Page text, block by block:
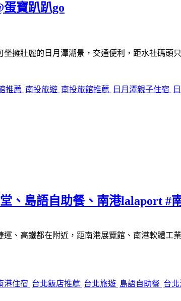
寶趴趴go
坐擁壯麗的日月潭湖景，交通便利，距水社碼頭
推薦 南投旅遊 南投旅館推薦 日月潭親子住宿
、島語自助餐、南港lalaport #
、高鐵都在附近，距南港展覽館、南港軟體工
港住宿 台北飯店推薦 台北旅遊 島語自助餐 台